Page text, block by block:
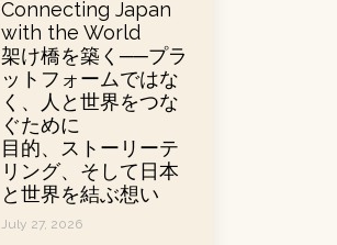
Connecting Japan
with the World
架け橋を築く──プラ
ットフォームではな
く、人と世界をつな
ぐために
目的、ストーリーテ
リング、そして日本
と世界を結ぶ想い
July 27, 2026